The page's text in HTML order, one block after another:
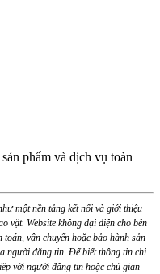
phẩm và dịch vụ toàn
một nền tảng kết nối và giới thiệu
vặt. Website không đại diện cho bên
vận chuyển hoặc bảo hành sản
người đăng tin. Để biết thông tin chi
với người đăng tin hoặc chủ gian